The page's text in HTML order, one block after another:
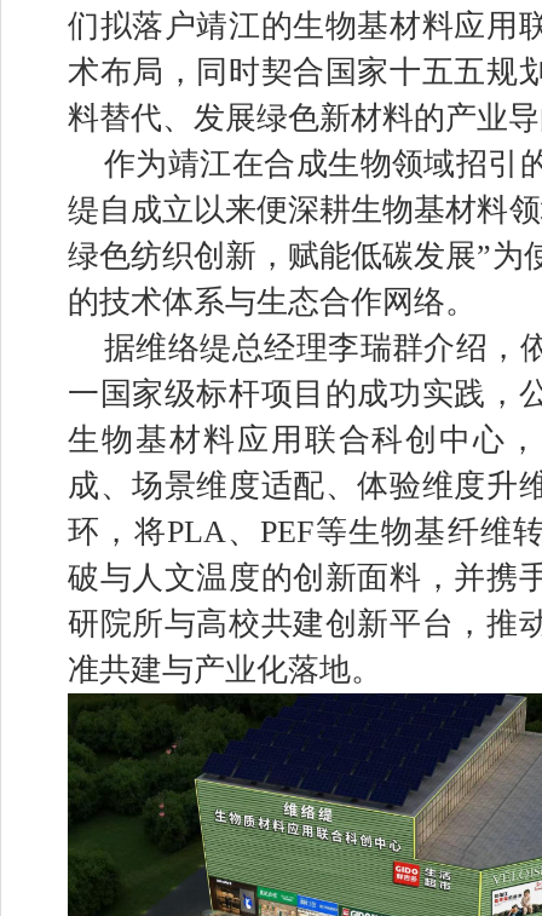
们拟落户靖江的生物基材料应用
术布局，同时契合国家十五五规
料替代、发展绿色新材料的产业
作为靖江在合成生物领域招引
缇自成立以来便深耕生物基材料
绿色纺织创新，赋能低碳发展”为
的技术体系与生态合作网络。
据维络缇总经理李瑞群介绍，
一国家级标杆项目的成功实践，
生物基材料应用联合科创中心
成、场景维度适配、体验维度升
环，将PLA、PEF等生物基纤维
破与人文温度的创新面料，并携
研院所与高校共建创新平台，推
准共建与产业化落地。